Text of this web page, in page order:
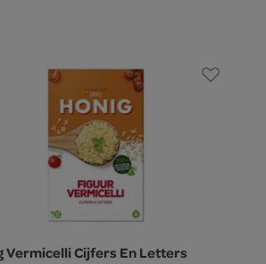
Vermicelli Cijfers En Letters